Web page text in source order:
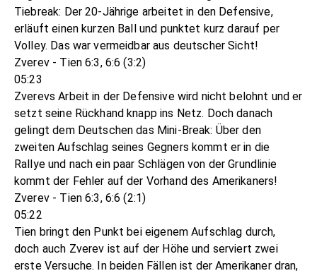
Tiebreak: Der 20-Jährige arbeitet in den Defensive,
erläuft einen kurzen Ball und punktet kurz darauf per
Volley. Das war vermeidbar aus deutscher Sicht!
Zverev - Tien 6:3, 6:6 (3:2)
05:23
Zverevs Arbeit in der Defensive wird nicht belohnt und er
setzt seine Rückhand knapp ins Netz. Doch danach
gelingt dem Deutschen das Mini-Break: Über den
zweiten Aufschlag seines Gegners kommt er in die
Rallye und nach ein paar Schlägen von der Grundlinie
kommt der Fehler auf der Vorhand des Amerikaners!
Zverev - Tien 6:3, 6:6 (2:1)
05:22
Tien bringt den Punkt bei eigenem Aufschlag durch,
doch auch Zverev ist auf der Höhe und serviert zwei
erste Versuche. In beiden Fällen ist der Amerikaner dran,